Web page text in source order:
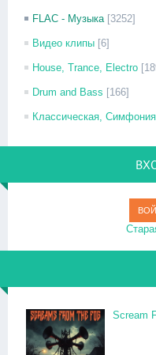
FLAC - Музыка [3252]
Видео клипы [6]
House, Trance, Electro
Drum and Bass [166]
Классическая, Симфония
Scream